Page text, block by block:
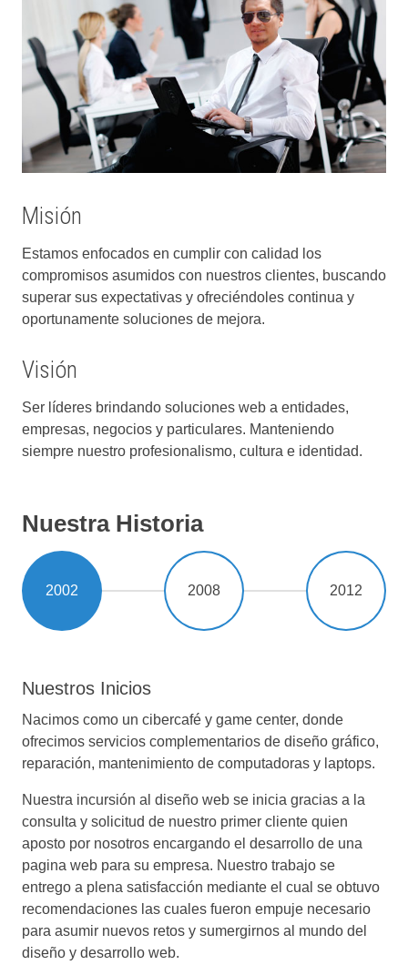
Misión
Estamos enfocados en cumplir con calidad los
compromisos asumidos con nuestros clientes, buscando
superar sus expectativas y ofreciéndoles continua y
oportunamente soluciones de mejora.
Visión
Ser líderes brindando soluciones web a entidades,
empresas, negocios y particulares. Manteniendo
siempre nuestro profesionalismo, cultura e identidad.
Nuestra Historia
2002 2008 2012
Nuestros Inicios
Nacimos como un cibercafé y game center, donde
ofrecimos servicios complementarios de diseño gráfico,
reparación, mantenimiento de computadoras y laptops.
Nuestra incursión al diseño web se inicia gracias a la
consulta y solicitud de nuestro primer cliente quien
aposto por nosotros encargando el desarrollo de una
pagina web para su empresa. Nuestro trabajo se
entrego a plena satisfacción mediante el cual se obtuvo
recomendaciones las cuales fueron empuje necesario
para asumir nuevos retos y sumergirnos al mundo del
diseño y desarrollo web.